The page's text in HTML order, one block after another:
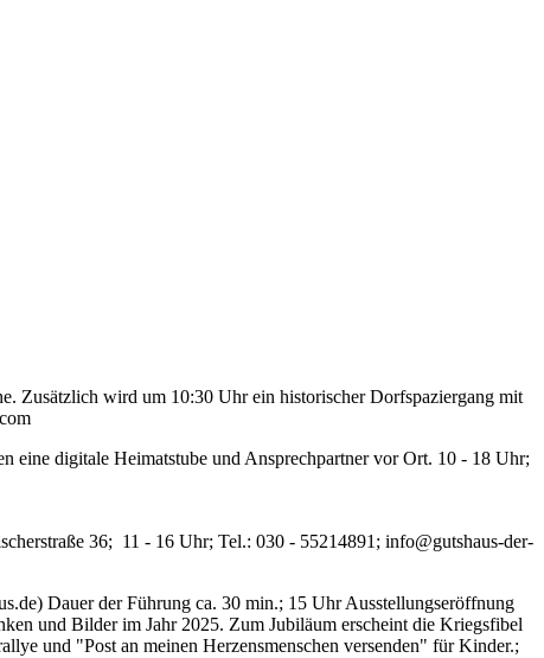
Zusätzlich wird um 10:30 Uhr ein historischer Dorfspaziergang mit
eine digitale Heimatstube und Ansprechpartner vor Ort. 10 - 18 Uhr;
36; 11 - 16 Uhr; Tel.: 030 - 55214891; info@gutshaus-der-
Dauer der Führung ca. 30 min.; 15 Uhr Ausstellungseröffnung
und Bilder im Jahr 2025. Zum Jubiläum erscheint die Kriegsfibel
und "Post an meinen Herzensmenschen versenden" für Kinder.;